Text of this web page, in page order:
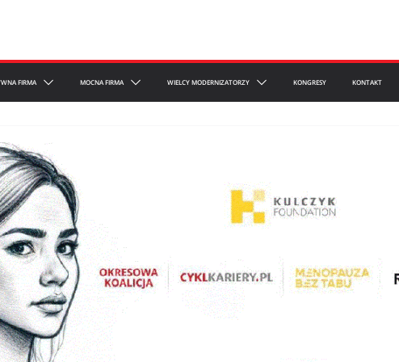
FIRMA MOCNA FIRMA WIELCY MODERNIZATORZY KONGRESY KONTAKT